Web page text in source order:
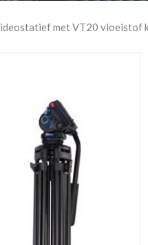
met VT20 vloeistof